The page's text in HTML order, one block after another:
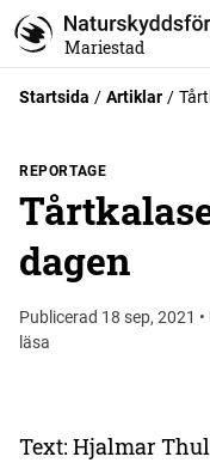
Mariestad
Startsida Artiklar
REPORTAGE
dagen
Publicerad 18 sep, 2021
läsa
Text: Hjalmar